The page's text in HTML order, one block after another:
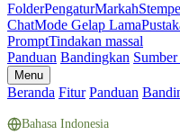
FolderPengaturMarkah
ChatMode Gelap Lama
PromptTindakan massal
Panduan Bandingkan
Menu
Beranda Fitur Panduan
Bahasa Indonesia